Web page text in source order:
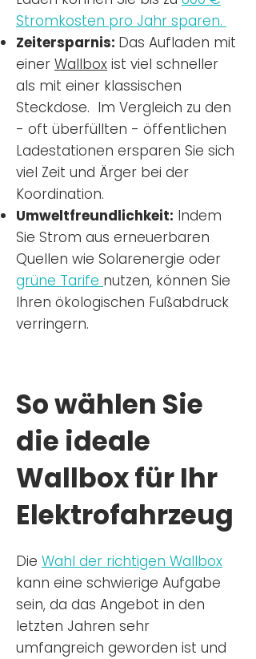
Stromkosten pro Jahr sparen.
Zeitersparnis: Das Aufladen mit
einer Wallbox ist viel schneller
als mit einer klassischen
Steckdose. Im Vergleich zu den
- oft überfüllten - öffentlichen
Ladestationen ersparen Sie sich
viel Zeit und Ärger bei der
Koordination.
Umweltfreundlichkeit: Indem
Sie Strom aus erneuerbaren
Quellen wie Solarenergie oder
grüne Tarife nutzen, können Sie
Ihren ökologischen Fußabdruck
verringern.
So wählen Sie
die ideale
Wallbox für Ihr
Elektrofahrzeug
Die Wahl der richtigen Wallbox
kann eine schwierige Aufgabe
sein, da das Angebot in den
letzten Jahren sehr
umfangreich geworden ist und